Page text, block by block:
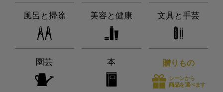
風呂と掃除 美容と健康 文具と手芸
園芸 本 贈りもの
シーンから
商品を選べます